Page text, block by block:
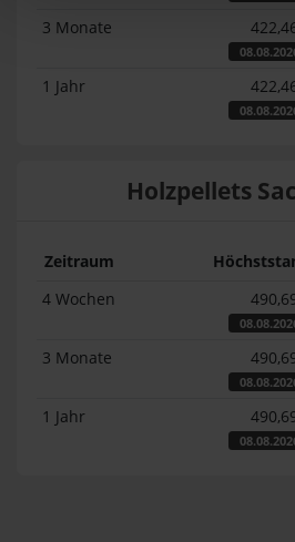
3 Monate
1 Jahr
Holzpellets
Zeitraum
4 Wochen
3 Monate
1 Jahr